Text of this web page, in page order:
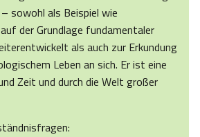
sowohl als Beispiel wie
der Grundlage fundamentaler
als auch zur Erkundung
Leben an sich. Er ist eine
Zeit und durch die Welt großer